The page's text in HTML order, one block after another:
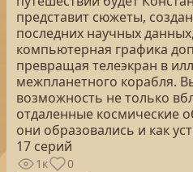
представит сюжеты,
последних научных
компьютерная графика
превращая телеэкран в
межпланетного корабля.
возможность не только
отдаленные космические
они образовались и как
17 серий
1к 0